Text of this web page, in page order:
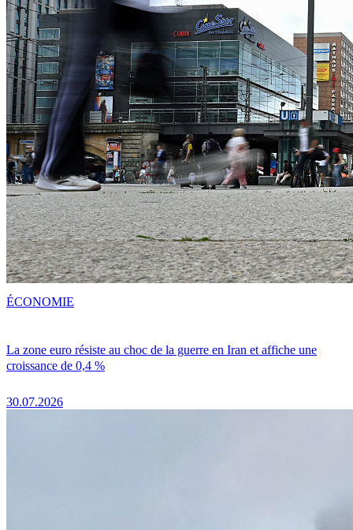
La zone euro résiste au choc de la guerre en Iran et affiche une
croissance de 0,4 %
30.07.2026
ÉCONOMIE